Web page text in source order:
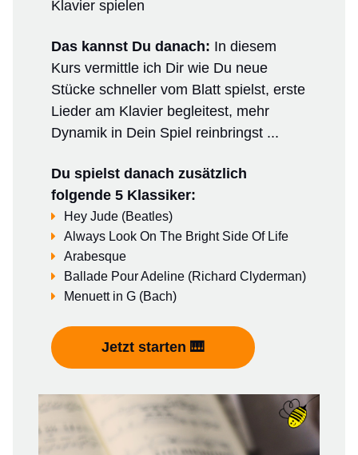
Klavier spielen
Das kannst Du danach: In diesem
Kurs vermittle ich Dir wie Du neue
Stücke schneller vom Blatt spielst, erste
Lieder am Klavier begleitest, mehr
Dynamik in Dein Spiel reinbringst ...
Du spielst danach zusätzlich
folgende 5 Klassiker:
Hey Jude (Beatles)
Always Look On The Bright Side Of Life
Arabesque
Ballade Pour Adeline (Richard Clyderman)
Menuett in G (Bach)
Jetzt starten 🎹